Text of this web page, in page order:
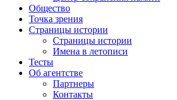
Общество
Точка зрения
Страницы истории
Страницы истории
Имена в летописи
Тесты
Об агентстве
Партнеры
Контакты